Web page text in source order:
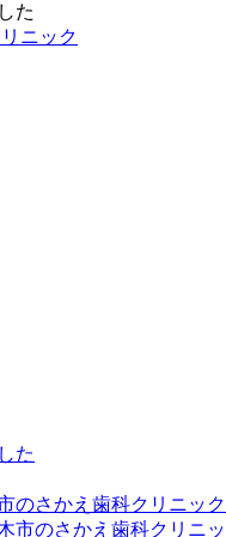
た
た
のさかえ歯科クリニック
市のさかえ歯科クリニ